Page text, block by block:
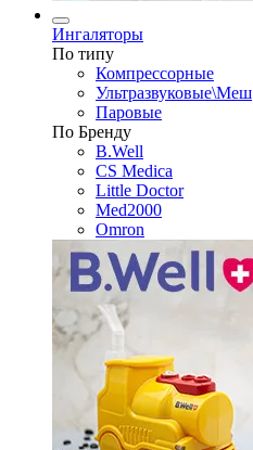
Ингаляторы
По типу
Компрессорные
Ультразвуковые\Меш
Паровые
По Бренду
B.Well
CS Medica
Little Doctor
Med2000
Omron